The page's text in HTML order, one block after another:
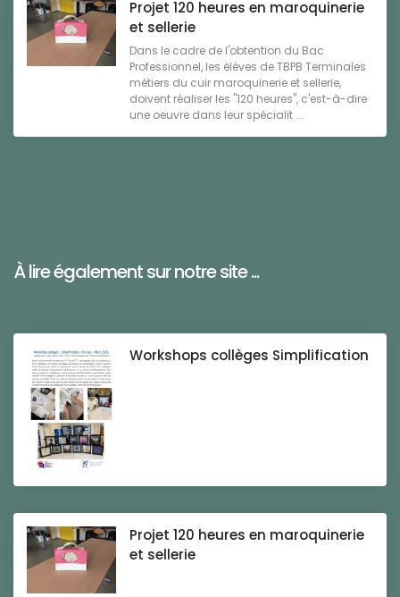
Projet 120 heures en maroquinerie
et sellerie
Dans le cadre de l'obtention du Bac
Professionnel, les élèves de TBPB Terminales
métiers du cuir maroquinerie et sellerie,
doivent réaliser les "120 heures", c'est-à-dire
une oeuvre dans leur spécialit ...
À lire également sur notre site ...
Workshops collèges Simplification
Projet 120 heures en maroquinerie
et sellerie